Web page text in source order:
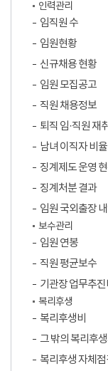
인력관리
임직원 수
임원현황
신규채용 현황
임원 모집공고
직원 채용정보
퇴직 임·직원 재
남녀 이직자 비율
징계제도 운영
징계처분 결과
임원 국외출장
보수관리
임원 연봉
직원 평균보수
기관장 업무추진
복리후생
복리후생비
그 밖의 복리후
복리후생 자체점